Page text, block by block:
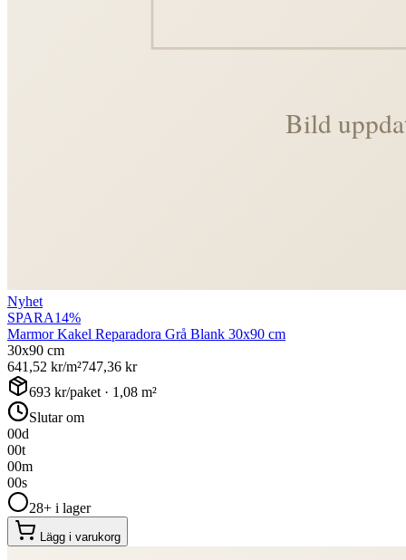
Nyhet
SPARA14%
Marmor Kakel Reparadora Grå Blank 30x90 cm
30x90 cm
641,52 kr/m²747,36 kr
693 kr/paket · 1,08 m²
Slutar om
00d
00t
00m
00s
28+ i lager
Lägg i varukorg